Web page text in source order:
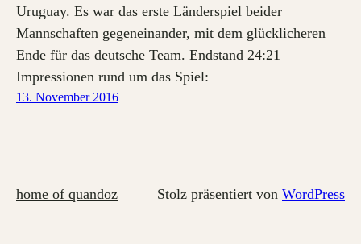
Uruguay. Es war das erste Länderspiel beider
Mannschaften gegeneinander, mit dem glücklicheren
Ende für das deutsche Team. Endstand 24:21
Impressionen rund um das Spiel:
13. November 2016
home of quandoz Stolz präsentiert von WordPress